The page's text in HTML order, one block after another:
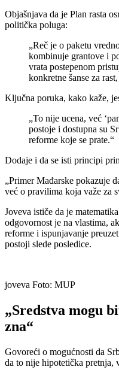
Objašnjava da je Plan rasta
politička poluga:
„Reč je o paketu
kombinuje grantove i
vrata postepenom
konkretne šanse za
Ključna poruka, kako kaže,
„To nije ucena, već
postoje i dostupna su
reforme koje se prate.“
Dodaje i da se isti principi
„Primer Mađarske pokazuje
već o pravilima koja važe za
Joveva ističe da je
odgovornost je na vlastima,
reforme i ispunjavanje
postoji slede posledice.
joveva Foto: MUP
„Sredstva mogu
zna“
Govoreći o mogućnosti da
da to nije hipotetička pretnja,